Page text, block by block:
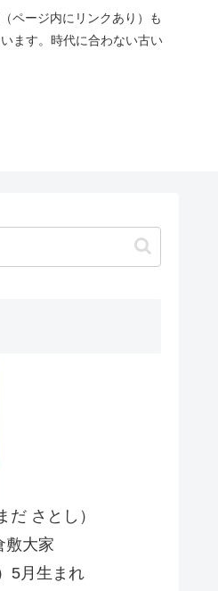
ページ内にリンクあり）も
ます。時代に合わない古い
だ さとし）
敷大家
5月生まれ